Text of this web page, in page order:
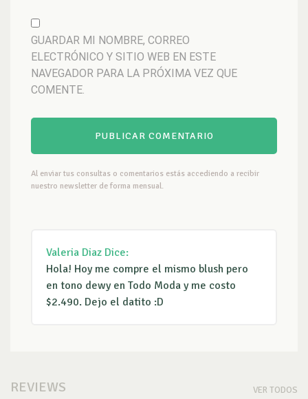
GUARDAR MI NOMBRE, CORREO
ELECTRÓNICO Y SITIO WEB EN ESTE
NAVEGADOR PARA LA PRÓXIMA VEZ QUE
COMENTE.
Al enviar tus consultas o comentarios estás accediendo a recibir
nuestro newsletter de forma mensual.
Valeria Diaz Dice:
Hola! Hoy me compre el mismo blush pero
en tono dewy en Todo Moda y me costo
$2.490. Dejo el datito :D
REVIEWS VER TODOS